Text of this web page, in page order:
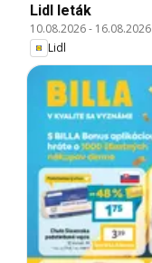
Lidl leták
10.08.2026- 16.08.2026
Lidl